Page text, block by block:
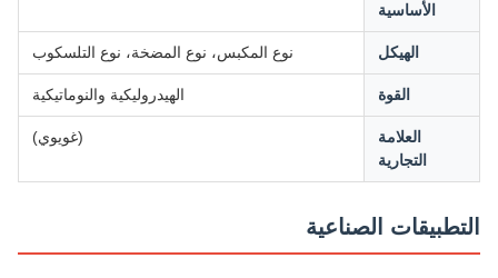
الأساسية
الهيكل نوع المكبس، نوع المضخة، نوع التلسكوب
الهيدروليكية والنوماتيكية
العلامة
التجارية
(غويوي)
الصناعية